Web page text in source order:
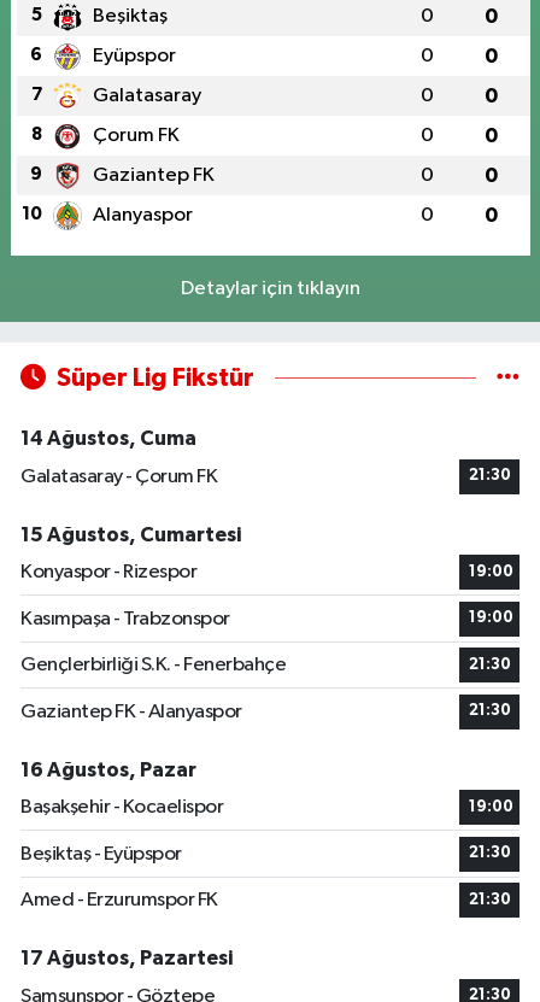
5 Beşiktaş 0 0
6 Eyüpspor 0 0
7 Galatasaray 0 0
8 Çorum FK 0 0
9 Gaziantep FK 0 0
10 Alanyaspor 0 0
Detaylar için tıklayın
Süper Lig Fikstür
14 Ağustos, Cuma
Galatasaray - Çorum FK
21:30
15 Ağustos, Cumartesi
Konyaspor - Rizespor
19:00
Kasımpaşa - Trabzonspor 19:00
Gençlerbirliği S.K. - Fenerbahçe 21:30
Gaziantep FK - Alanyaspor 21:30
16 Ağustos, Pazar
Başakşehir - Kocaelispor
19:00
Beşiktaş - Eyüpspor 21:30
Amed - Erzurumspor FK 21:30
17 Ağustos, Pazartesi
Samsunspor - Göztepe
21:30